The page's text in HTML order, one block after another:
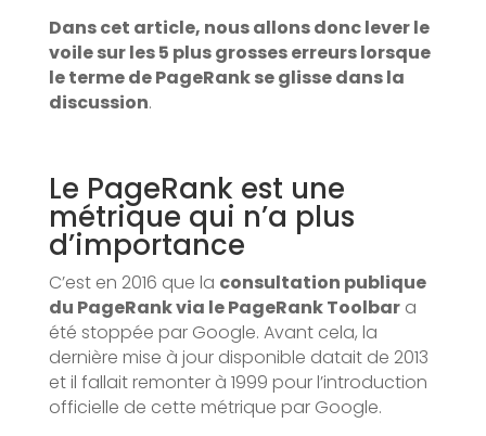
Dans cet article, nous allons donc lever le
voile sur les 5 plus grosses erreurs lorsque
le terme de PageRank se glisse dans la
discussion.
Le PageRank est une
métrique qui n’a plus
d’importance
C’est en 2016 que la consultation publique
du PageRank via le PageRank Toolbara
été stoppée par Google. Avant cela, la
dernière mise à jour disponible datait de 2013
et il fallait remonter à 1999 pour l’introduction
officielle de cette métrique par Google.